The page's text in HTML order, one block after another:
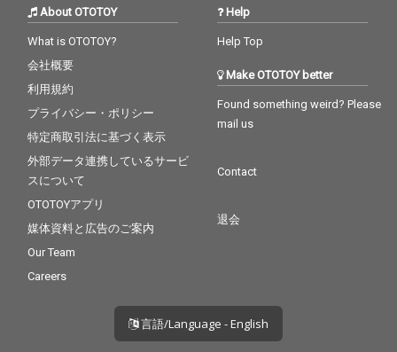
About OTOTOY
What is OTOTOY?
会社概要
利用規約
プライバシー・ポリシー
特定商取引法に基づく表示
外部データ連携しているサービ
スについて
OTOTOYアプリ
媒体資料と広告のご案内
Our Team
Careers
Help
Help Top
Make OTOTOY better
Found something weird? Please
mail us
Contact
退会
言語/Language - English